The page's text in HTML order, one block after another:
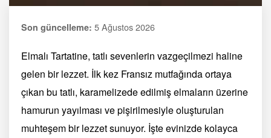
Son güncelleme: 5 Ağustos 2026
Elmalı Tartatine, tatlı sevenlerin vazgeçilmezi haline
gelen bir lezzet. İlk kez Fransız mutfağında ortaya
çıkan bu tatlı, karamelizede edilmiş elmaların üzerine
hamurun yayılması ve pişirilmesiyle oluşturulan
muhteşem bir lezzet sunuyor. İşte evinizde kolayca